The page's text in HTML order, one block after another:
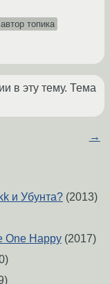
автор топика
в эту тему. Тема
→
и Убунта? (2013)
One Happy (2017)